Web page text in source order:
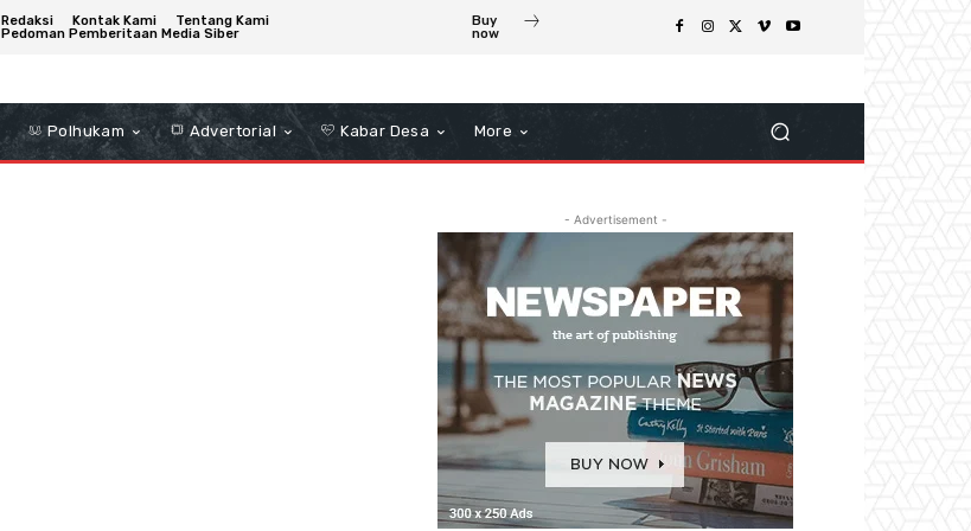
Redaksi Kontak Kami
Tentang Kami
Pedoman Pemberitaan Media Siber
Buy
now
Polhukam Advertorial Kabar Desa More
- Advertisement -